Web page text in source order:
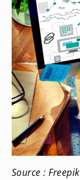
Source : Freepik